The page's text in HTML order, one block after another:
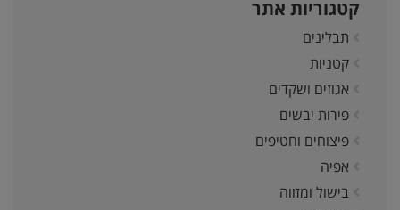
קטגוריות אתר
תבלינים
קטניות
אגוזים ושקדים
פירות יבשים
פיצוחים וחטיפים
אפיה
בישול ומזווה